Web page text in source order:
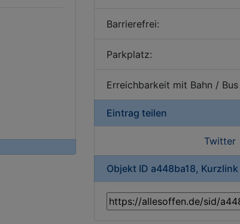
Barrierefrei:
Parkplatz:
Erreichbarkeit mit Bahn / Bus
Eintrag teilen
Twitter
Objekt ID a448ba18,